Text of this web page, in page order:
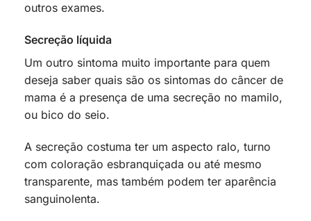
outros exames.
Secreção líquida
Um outro sintoma muito importante para quem
deseja saber quais são os sintomas do câncer de
mama é a presença de uma secreção no mamilo,
ou bico do seio.
A secreção costuma ter um aspecto ralo, turno
com coloração esbranquiçada ou até mesmo
transparente, mas também podem ter aparência
sanguinolenta.